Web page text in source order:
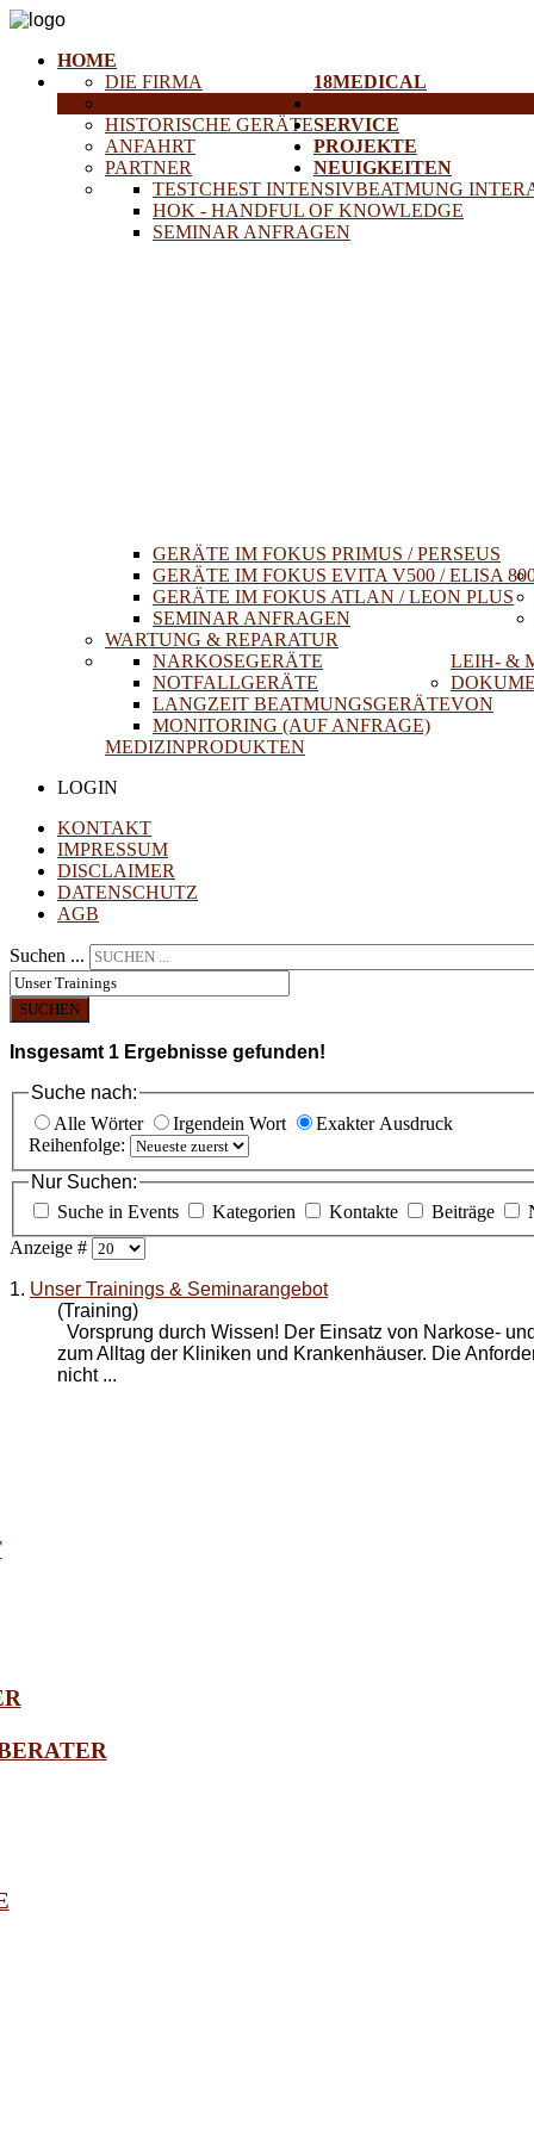
HOME
18MEDICAL
DIE FIRMA
HISTORISCHE GERÄTE
ANFAHRT
PARTNER
TESTCHEST INTENSIVBEATMUNG
HOK - HANDFUL OF KNOWLEDGE
SEMINAR ANFRAGEN
GERÄTE IM FOKUS PRIMUS / PERSEUS
GERÄTE IM FOKUS EVITA V500 / ELISA
GERÄTE IM FOKUS ATLAN / LEON PLUS
SEMINAR ANFRAGEN
SERVICE
WARTUNG & REPARATUR
LEIH- &
NARKOSEGERÄTE
NOTFALLGERÄTE
LANGZEIT BEATMUNGSGERÄTE
MONITORING (AUF ANFRAGE)
VON
MEDIZINPRODUKTEN
PROJEKTE
NEUIGKEITEN
LOGIN
KONTAKT
IMPRESSUM
DISCLAIMER
DATENSCHUTZ
AGB
Suchen ...
SUCHEN
Insgesamt 1 Ergebnisse gefunden!
Suche nach:
Alle Wörter
Irgendein Wort
Exakter Ausdruck
Reihenfolge:
Nur Suchen:
Suche in Events
Kategorien Kontakte Beiträge
Anzeige #
1. Unser Trainings & Seminarangebot
(Training)
Vorsprung durch Wissen! Der Einsatz von Narkose-
zum Alltag der Kliniken und Krankenhäuser. Die
nicht ...